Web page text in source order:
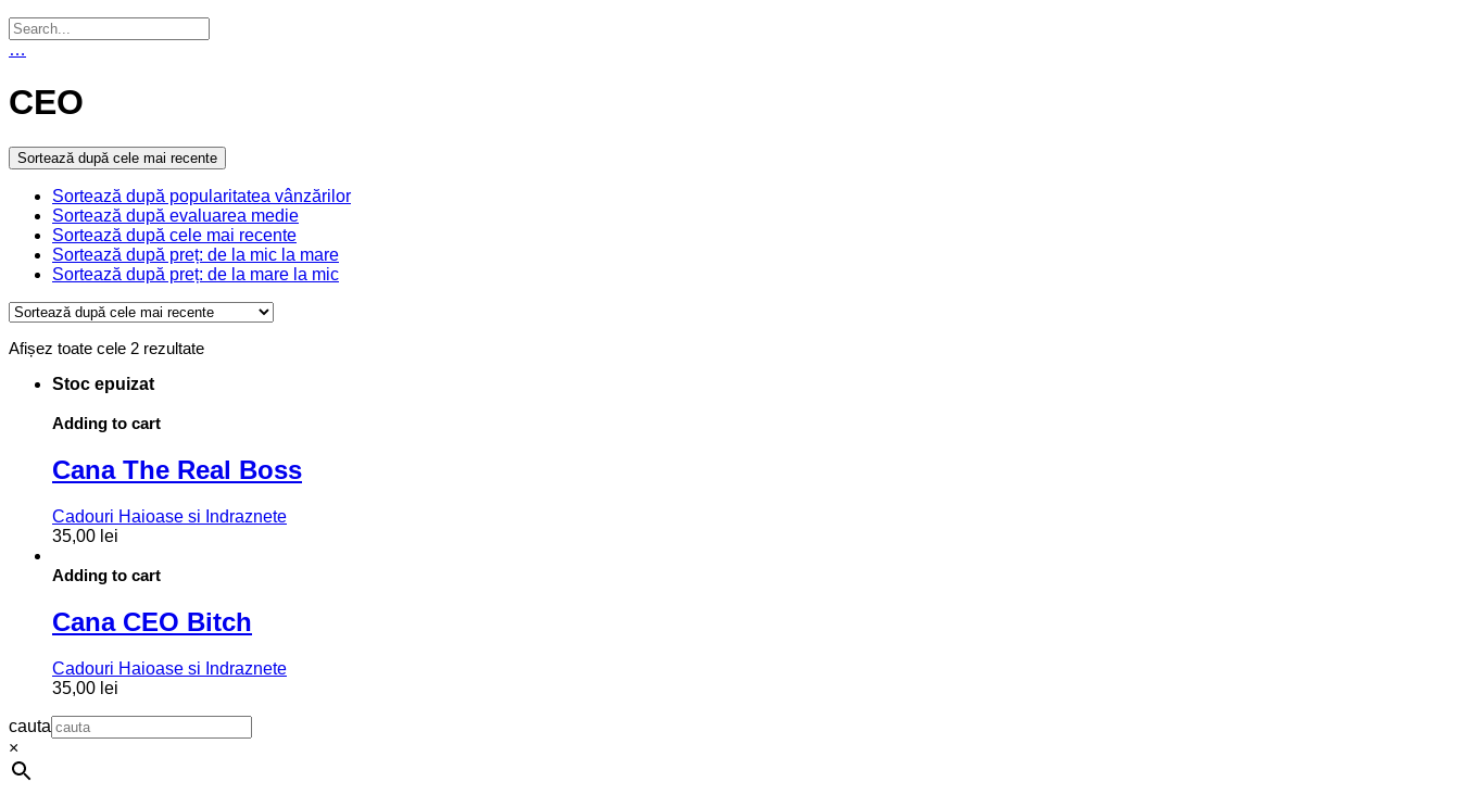
…
CEO
Sortează după cele mai recente
Sortează după popularitatea vânzărilor
Sortează după evaluarea medie
Sortează după cele mai recente
Sortează după preț: de la mic la mare
Sortează după preț: de la mare la mic
Afișez toate cele 2 rezultateSortat
Stoc epuizat
Adding to cart
Cana The Real Boss
Cadouri Haioase si Indraznete
35,00 lei
Adding to cart
Cana CEO Bitch
Cadouri Haioase si Indraznete
35,00 lei
cauta
×